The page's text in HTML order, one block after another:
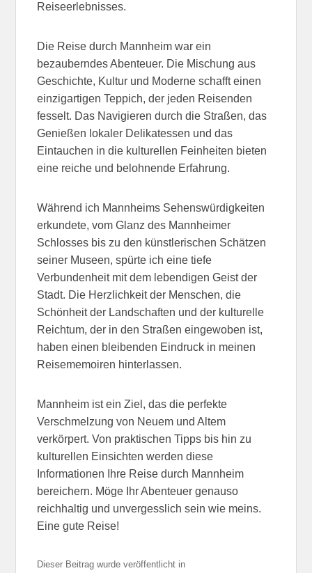
Reiseerlebnisses.
Die Reise durch Mannheim war ein
bezauberndes Abenteuer. Die Mischung aus
Geschichte, Kultur und Moderne schafft einen
einzigartigen Teppich, der jeden Reisenden
fesselt. Das Navigieren durch die Straßen, das
Genießen lokaler Delikatessen und das
Eintauchen in die kulturellen Feinheiten bieten
eine reiche und belohnende Erfahrung.
Während ich Mannheims Sehenswürdigkeiten
erkundete, vom Glanz des Mannheimer
Schlosses bis zu den künstlerischen Schätzen
seiner Museen, spürte ich eine tiefe
Verbundenheit mit dem lebendigen Geist der
Stadt. Die Herzlichkeit der Menschen, die
Schönheit der Landschaften und der kulturelle
Reichtum, der in den Straßen eingewoben ist,
haben einen bleibenden Eindruck in meinen
Reisememoiren hinterlassen.
Mannheim ist ein Ziel, das die perfekte
Verschmelzung von Neuem und Altem
verkörpert. Von praktischen Tipps bis hin zu
kulturellen Einsichten werden diese
Informationen Ihre Reise durch Mannheim
bereichern. Möge Ihr Abenteuer genauso
reichhaltig und unvergesslich sein wie meins.
Eine gute Reise!
Dieser Beitrag wurde veröffentlicht in